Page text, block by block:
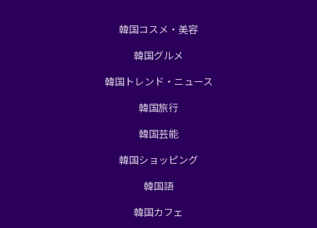
韓国コスメ・美容
韓国グルメ
韓国トレンド・ニュース
韓国旅行
韓国芸能
韓国ショッピング
韓国語
韓国カフェ